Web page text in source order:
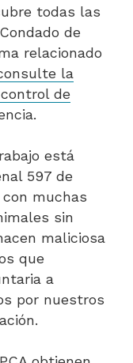
todas las
de
relacionado
la
de
está
597 de
muchas
sin
maliciosa
que
a
por nuestros